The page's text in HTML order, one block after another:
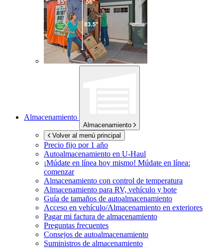
Almacenamiento
Almacenamiento
Volver al menú principal
Precio fijo por 1 año
Autoalmacenamiento en U-Haul
¡Múdate en línea hoy mismo! Múdate en línea:
comenzar
Almacenamiento con control de temperatura
Almacenamiento para RV, vehículo y bote
Guía de tamaños de autoalmacenamiento
Acceso en vehículo/Almacenamiento en exteriores
Pagar mi factura de almacenamiento
Preguntas frecuentes
Consejos de autoalmacenamiento
Suministros de almacenamiento